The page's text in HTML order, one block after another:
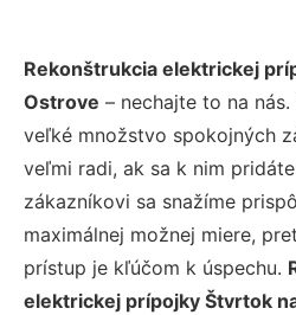
Rekonštrukcia elektrickej
Ostrove – nechajte to na
veľké množstvo spokojných
veľmi radi, ak sa k nim
zákazníkovi sa snažíme
maximálnej možnej miere,
prístup je kľúčom k úspechu.
elektrickej prípojky Štvrtok